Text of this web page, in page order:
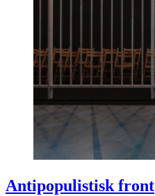
Antipopulistisk front